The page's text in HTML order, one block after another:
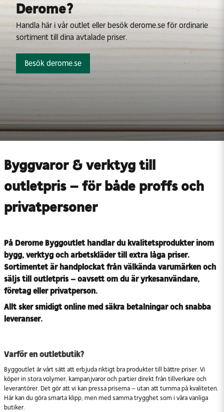
Derome?
Handla här i vår outlet eller besök derome.se för ordinarie
sortiment till dina avtalade priser.
Besök derome.se
Byggvaror & verktyg till
outletpris – för både proffs och
privatpersoner
På Derome Byggoutlet handlar du kvalitetsprodukter inom
bygg, verktyg och arbetskläder till extra låga priser.
Sortimentet är handplockat från välkända varumärken och
säljs till outletpris – oavsett om du är yrkesanvändare,
företag eller privatperson.
Allt sker smidigt online med säkra betalningar och snabba
leveranser.
Varför en outletbutik?
Byggoutlet är vårt sätt att erbjuda riktigt bra produkter till bättre priser. Vi
köper in stora volymer, kampanjvaror och partier direkt från tillverkare och
leverantörer. Det gör att vi kan pressa priserna – utan att tumma på kvaliteten.
Här kan du göra smarta klipp, men med samma trygghet som i våra vanliga
butiker.